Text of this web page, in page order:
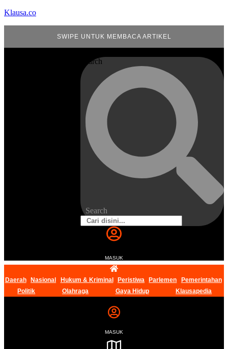
Klausa.co
SWIPE UNTUK MEMBACA ARTIKEL
Search
Search
MASUK
Daerah Nasional Hukum & Kriminal Peristiwa Parlemen
Pemerintahan
Politik
Olahraga Gaya Hidup Klausapedia
MASUK